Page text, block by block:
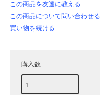
この商品を友達に教える
この商品について問い合わせる
買い物を続ける
購入数